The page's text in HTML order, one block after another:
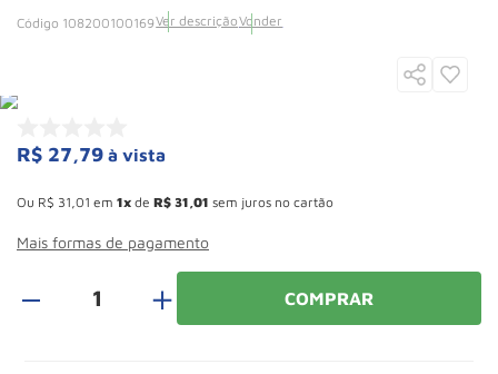
108200100169Ver descriçãoVonder
R$ 27,79 à vista
Ou R$ 31 01 em 1 de R$ 31 01 sem juros no cartão
Mais formas de pagamento
＋ COMPRAR
8 Rodizio
9º Talha
10 º